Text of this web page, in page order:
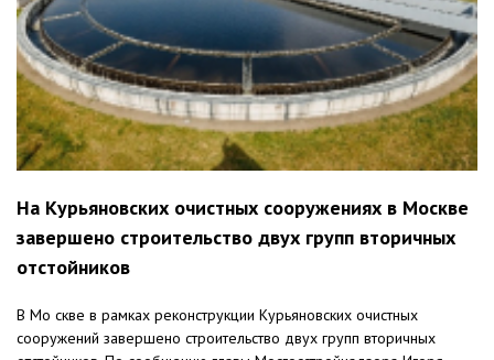
На Курьяновских очистных сооружениях в Москве
завершено строительство двух групп вторичных
отстойников
В Мо скве в рамках реконструкции Курьяновских очистных
сооружений завершено строительство двух групп вторичных